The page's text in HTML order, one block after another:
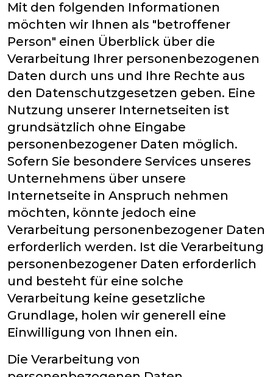
Mit den folgenden Informationen
möchten wir Ihnen als "betroffener
Person" einen Überblick über die
Verarbeitung Ihrer personenbezogenen
Daten durch uns und Ihre Rechte aus
den Datenschutzgesetzen geben. Eine
Nutzung unserer Internetseiten ist
grundsätzlich ohne Eingabe
personenbezogener Daten möglich.
Sofern Sie besondere Services unseres
Unternehmens über unsere
Internetseite in Anspruch nehmen
möchten, könnte jedoch eine
Verarbeitung personenbezogener Daten
erforderlich werden. Ist die Verarbeitung
personenbezogener Daten erforderlich
und besteht für eine solche
Verarbeitung keine gesetzliche
Grundlage, holen wir generell eine
Einwilligung von Ihnen ein.
Die Verarbeitung von